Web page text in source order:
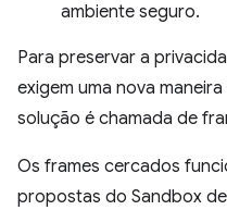
ambiente seguro.
Para preservar a
exigem uma nova
solução é chamada de
Os frames cercados
propostas do Sandbox